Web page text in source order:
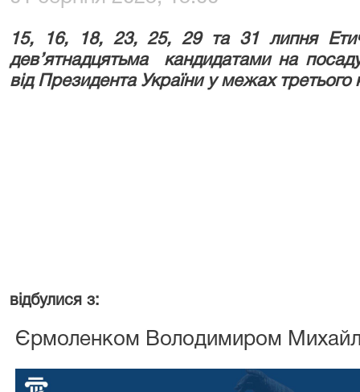
15, 16, 18, 23, 25, 29 та 31 липня
дев’ятнадцятьма кандидатами на
від Президента України у межах третього
відбулися з:
Єрмоленком Володимиром